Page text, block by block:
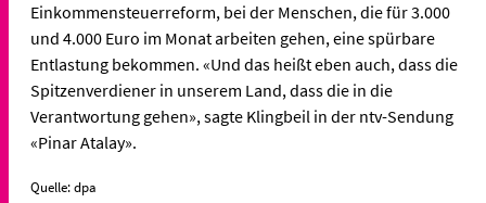
Einkommensteuerreform, bei der Menschen, die für 3.000
und 4.000 Euro im Monat arbeiten gehen, eine spürbare
Entlastung bekommen. «Und das heißt eben auch, dass die
Spitzenverdiener in unserem Land, dass die in die
Verantwortung gehen», sagte Klingbeil in der ntv-Sendung
«Pinar Atalay».
Quelle: dpa